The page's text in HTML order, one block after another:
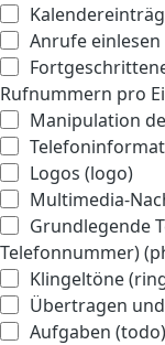
Anrufe
Rufnummern pro
Manipulation
Logos (logo)
Multimedia-
Grundlegende
Telefonnummer)
Klingeltöne
Übertragen
Aufgaben (todo)